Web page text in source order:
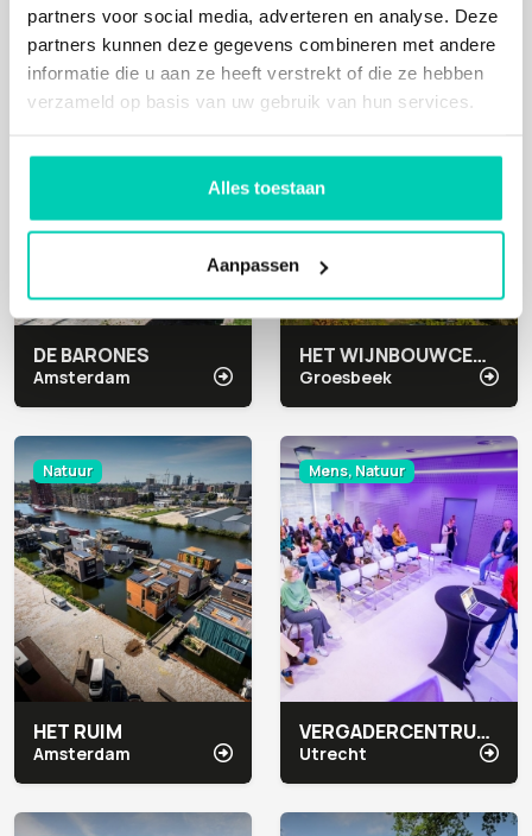
partners voor social media, adverteren en analyse. Deze
partners kunnen deze gegevens combineren met andere
informatie die u aan ze heeft verstrekt of die ze hebben
verzameld op basis van uw gebruik van hun services.
Alles toestaan
Aanpassen
Natuur
DE BARONES
Amsterdam
Mens, Natuur
HET WIJNBOUWCENTRUM
Groesbeek
Natuur
HET RUIM
Amsterdam
Mens, Natuur
VERGADERCENTRUM JAARBEURS MEETUP
Utrecht